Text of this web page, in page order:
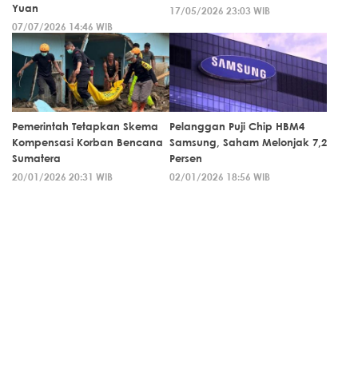
Yuan
07/07/2026 14:46 WIB
17/05/2026 23:03 WIB
Pemerintah Tetapkan Skema
Kompensasi Korban Bencana
Sumatera
20/01/2026 20:31 WIB
Pelanggan Puji Chip HBM4
Samsung, Saham Melonjak 7,2
Persen
02/01/2026 18:56 WIB